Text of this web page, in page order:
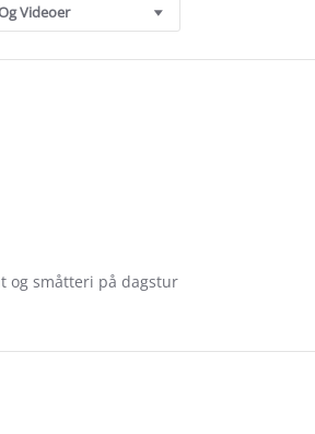
Videoer
og småtteri på dagstur